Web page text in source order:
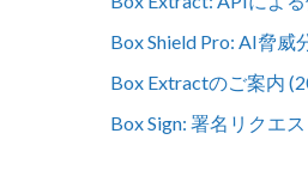
Box Shield Pro: AI脅威
Box Extractのご案内
Box Sign: 署名リクエ